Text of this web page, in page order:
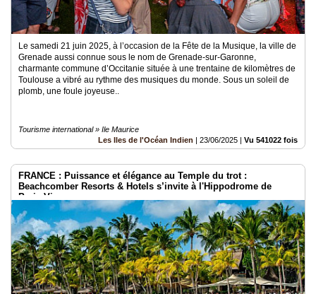
Le samedi 21 juin 2025, à l’occasion de la Fête de la Musique, la ville de
Grenade aussi connue sous le nom de Grenade-sur-Garonne,
charmante commune d’Occitanie située à une trentaine de kilomètres de
Toulouse a vibré au rythme des musiques du monde. Sous un soleil de
plomb, une foule joyeuse..
Tourisme international » Ile Maurice
Les Iles de l'Océan Indien | 23/06/2025 | Vu 541022 fois
FRANCE : Puissance et élégance au Temple du trot :
Beachcomber Resorts & Hotels s’invite à l'Hippodrome de
Paris-Vincennes